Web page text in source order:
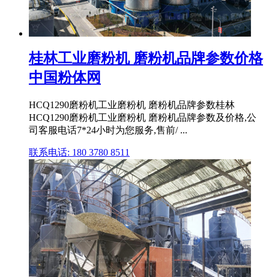
桂林工业磨粉机 磨粉机品牌参数价格
中国粉体网
HCQ1290磨粉机工业磨粉机 磨粉机品牌参数桂林
HCQ1290磨粉机工业磨粉机 磨粉机品牌参数及价格,公
司客服电话7*24小时为您服务,售前/ ...
联系电话: 180 3780 8511